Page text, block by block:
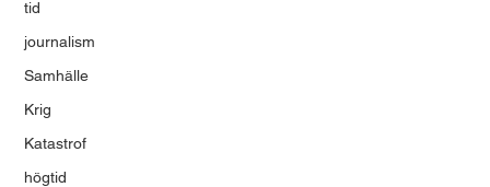
tid
journalism
Samhälle
Krig
Katastrof
högtid